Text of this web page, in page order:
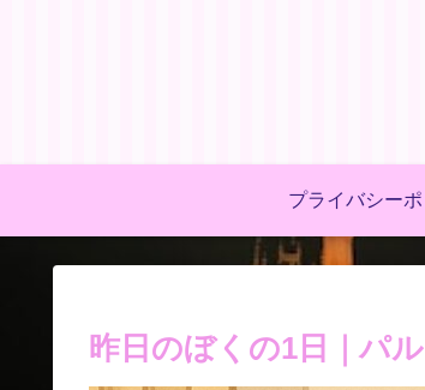
プライバシー
昨日のぼくの1日｜パ